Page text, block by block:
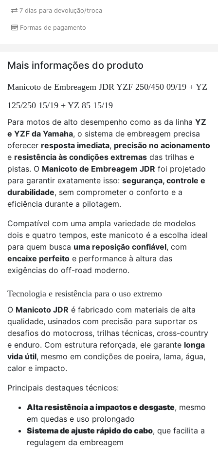
7 dias para devolução/troca
Formas de pagamento
Mais informações do produto
Manicoto de Embreagem JDR YZF 250/450 09/19 + YZ
125/250 15/19 + YZ 85 15/19
Para motos de alto desempenho como as da linha YZ
e YZF da Yamaha, o sistema de embreagem precisa
oferecer resposta imediata, precisão no acionamento
e resistência às condições extremas das trilhas e
pistas. O Manicoto de Embreagem JDR foi projetado
para garantir exatamente isso: segurança, controle e
durabilidade, sem comprometer o conforto e a
eficiência durante a pilotagem.
Compatível com uma ampla variedade de modelos
dois e quatro tempos, este manicoto é a escolha ideal
para quem busca uma reposição confiável, com
encaixe perfeito e performance à altura das
exigências do off-road moderno.
Tecnologia e resistência para o uso extremo
O Manicoto JDR é fabricado com materiais de alta
qualidade, usinados com precisão para suportar os
desafios do motocross, trilhas técnicas, cross-country
e enduro. Com estrutura reforçada, ele garante longa
vida útil, mesmo em condições de poeira, lama, água,
calor e impacto.
Principais destaques técnicos:
Alta resistência a impactos e desgaste, mesmo
em quedas e uso prolongado
Sistema de ajuste rápido do cabo, que facilita a
regulagem da embreagem